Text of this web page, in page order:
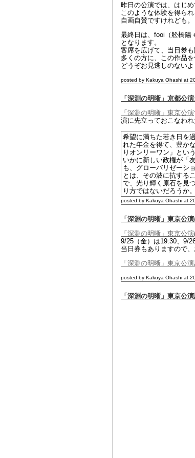
昨日の公演では、はじ
このような体験を得ら
自画自賛ですけれども。
最終日は、fooi（舩橋陽
となります。
客席を広げて、当日券も
多くの方に、この作品
どうぞお見逃しのないよ
posted by Kakuya Ohashi at
「深淵の明晰」京都公
「深淵の明晰」東京公演
演に先立っておこなわ
希望に満ちた若き日を
れた年金を得て、豊か
りオンリーワン」とい
いかに新しい政権が「
も、グローバリゼーシ
とは、その波に抗する
で、光り輝く原石を見
り方ではないだろうか。
posted by Kakuya Ohashi at
「深淵の明晰」東京公
「深淵の明晰」東京公演
9/25（金）は19:30、9/
当日券もありますので、
「深淵の明晰」東京公
posted by Kakuya Ohashi at
「深淵の明晰」東京公